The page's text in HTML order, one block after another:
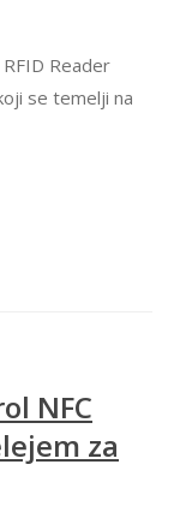
Reader
se temelji na
NFC
za